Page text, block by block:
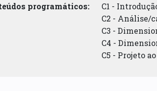
programáticos:
C1 -
C2 - Análise/
C3 -
C4 -
C5 - Projeto